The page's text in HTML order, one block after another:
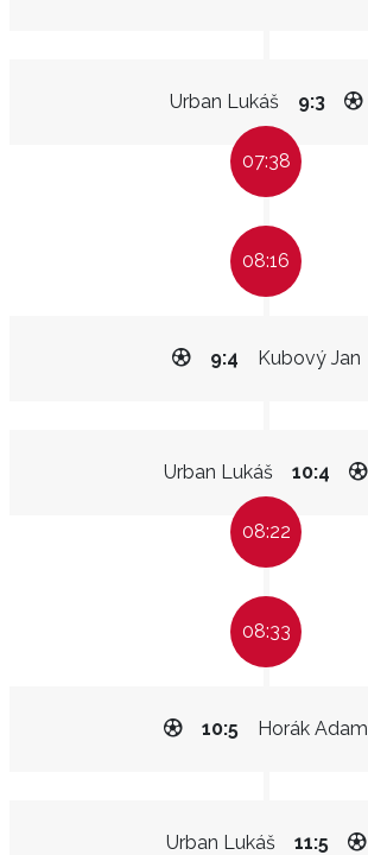
Urban Lukáš 9:3
07:38
08:16
Kubový Jan
9:4
Urban Lukáš 10:4
08:22
08:33
Horák Adam
10:5
Urban Lukáš 11:5